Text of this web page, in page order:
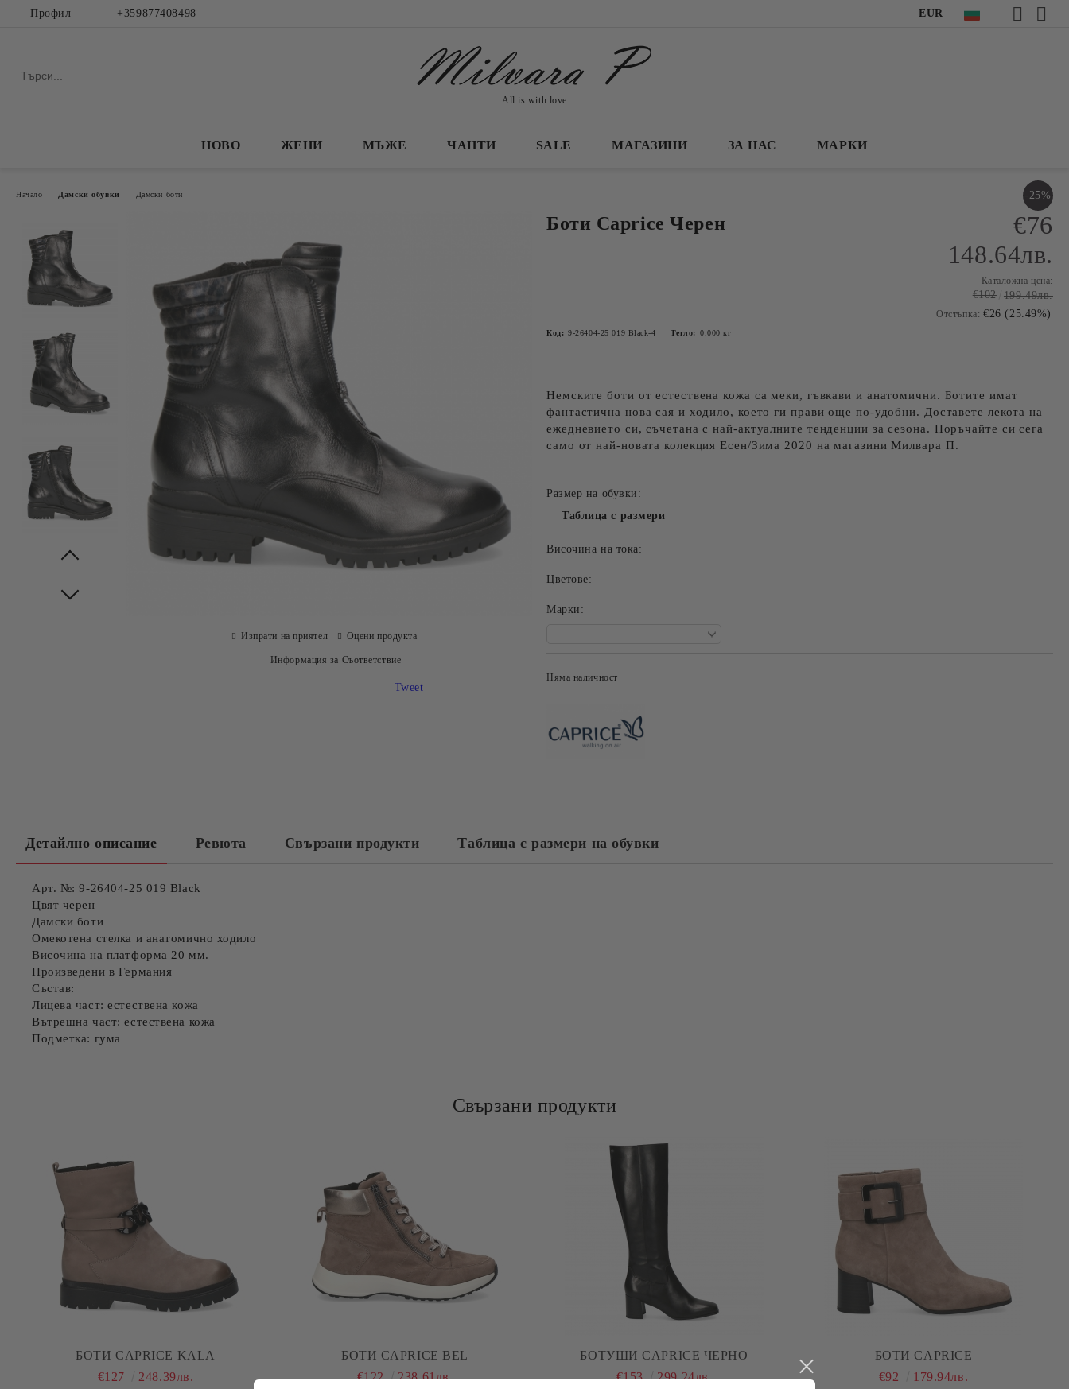
Профил +359877408498 EUR
All is with love
НОВО ЖЕНИ МЪЖЕ ЧАНТИ SALE МАГАЗИНИ ЗА НАС МАРКИ
Начало Дамски обувки Дамски боти
Боти Caprice Черен
-25%
€76
148.64лв.
Каталожна цена:
€102 199.49лв.
Отстъпка: €26 (25.49%)
Код: 9-26404-25 019 Black-4 Тегло: 0.000 кг
Немските боти от естествена кожа са меки, гъвкави и анатомични. Ботите имат
фантастична нова сая и ходило, което ги прави още по-удобни. Доставете лекота на
ежедневието си, съчетана с най-актуалните тенденции за сезона. Поръчайте си сега
само от най-новата колекция Есен/Зима 2020 на магазини Милвара П.
Размер на обувки:
Таблица с размери
Височина на тока:
Цветове:
Mарки:
Няма наличност
Изпрати на приятел Оцени продукта
Информация за Съответствие
Tweet
Детайлно описание Ревюта Свързани продукти Таблица с размери на обувки
Арт. №: 9-26404-25 019 Black
Цвят черен
Дамски боти
Омекотена стелка и анатомично ходило
Височина на платформа 20 мм.
Произведени в Германия
Състав:
Лицева част: естествена кожа
Вътрешна част: естествена кожа
Подметка: гума
Свързани продукти
БОТИ CAPRICE KALA
€127
248.39лв.
БОТИ CAPRICE BEL
€122
238.61лв.
БОТУШИ CAPRICE ЧЕРНО
€153
299.24лв.
БОТИ CAPRICE
€92
179.94лв.